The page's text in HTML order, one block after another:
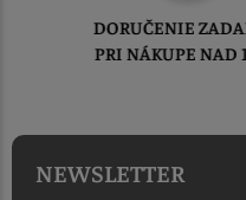
TOVAR
DO 1-2
NEWSLETTER